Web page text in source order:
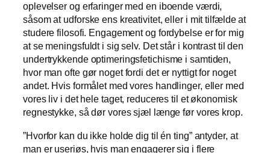
oplevelser og erfaringer med en iboende værdi,
såsom at udforske ens kreativitet, eller i mit tilfælde at
studere filosofi. Engagement og fordybelse er for mig
at se meningsfuldt i sig selv. Det står i kontrast til den
undertrykkende optimeringsfetichisme i samtiden,
hvor man ofte gør noget fordi det er nyttigt for noget
andet. Hvis formålet med vores handlinger, eller med
vores liv i det hele taget, reduceres til et økonomisk
regnestykke, så dør vores sjæl længe før vores krop.
”Hvorfor kan du ikke holde dig til én ting” antyder, at
man er useriøs, hvis man engagerer sig i flere